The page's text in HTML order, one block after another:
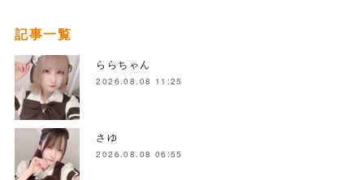
記事一覧
ららちゃん
2026.08.08 11:25
さゆ
2026.08.08 06:55